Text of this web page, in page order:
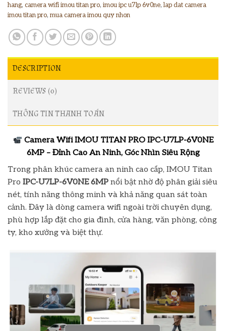
hang, camera wifi imou titan pro, imou ipc u7lp 6v0ne, lap dat camera
imou titan pro, mua camera imou quy nhon
DESCRIPTION
REVIEWS (0)
THÔNG TIN THANH TOÁN
Camera Wifi IMOU TITAN PRO IPC-U7LP-6V0NE
6MP – Đỉnh Cao An Ninh, Góc Nhìn Siêu Rộng
Trong phân khúc camera an ninh cao cấp, IMOU Titan
Pro IPC-U7LP-6V0NE 6MP nổi bật nhờ độ phân giải siêu
nét, tính năng thông minh và khả năng quan sát toàn
cảnh. Đây là dòng camera wifi ngoài trời chuyên dụng,
phù hợp lắp đặt cho gia đình, cửa hàng, văn phòng, công
ty, kho xưởng và biệt thự.